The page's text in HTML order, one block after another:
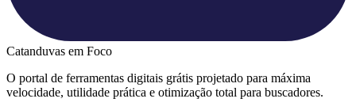
Catanduvas em Foco
O portal de ferramentas digitais grátis projetado para máxima
velocidade, utilidade prática e otimização total para buscadores.